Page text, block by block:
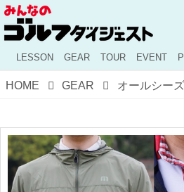
LESSON GEAR TOUR EVENT
HOME GEAR